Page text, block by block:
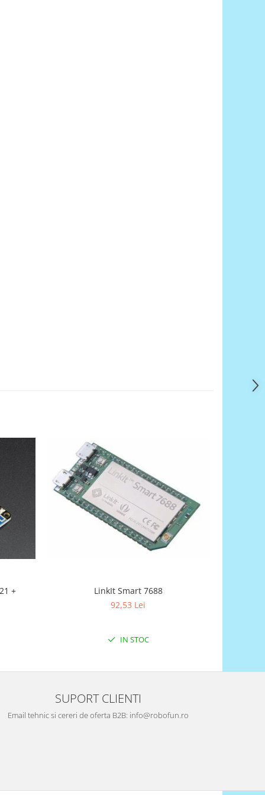
+
LinkIt Smart 7688
92,53 Lei
IN STOC
SUPORT CLIENTI
Email tehnic si cereri de oferta B2B: info@robofun.ro